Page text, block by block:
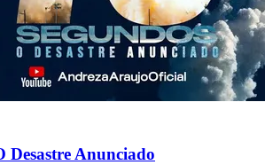
Desastre Anunciado